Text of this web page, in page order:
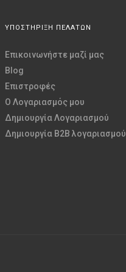
ΥΠΟΣΤΗΡΙΞΗ ΠΕΛΑΤΩΝ
Επικοινωνήστε μαζί μας
Blog
Επιστροφές
O Λογαριασμός μου
Δημιουργία Λογαριασμού
Δημιουργία B2B λογαριασμού